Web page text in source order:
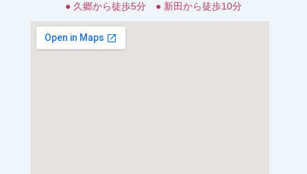
● 久郷から徒歩5分 ● 新田から徒歩10分